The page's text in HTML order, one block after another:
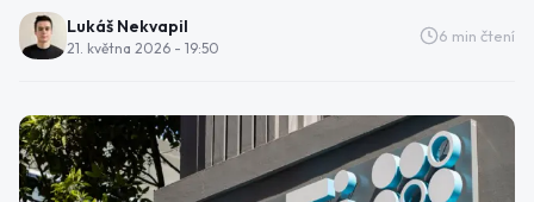
Lukáš Nekvapil
21. května 2026 - 19:50
6 min čtení